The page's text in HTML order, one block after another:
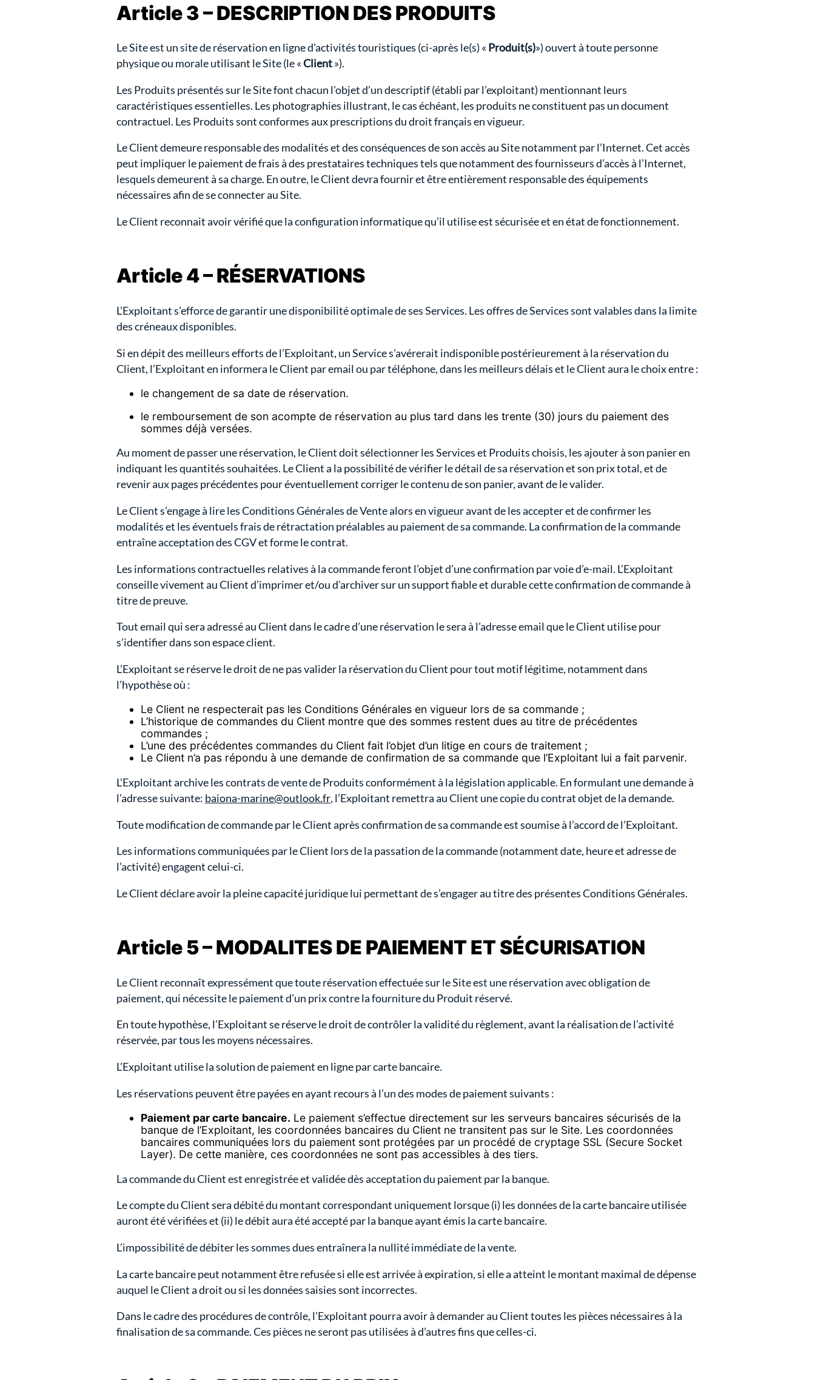
Article 3 – DESCRIPTION DES PRODUITS
Le Site est un site de réservation en ligne d’activités touristiques (ci-après le(s) « Produit(s)») ouvert à toute personne
physique ou morale utilisant le Site (le «Client»).
Les Produits présentés sur le Site font chacun l’objet d’un descriptif (établi par l’exploitant) mentionnant leurs
caractéristiques essentielles. Les photographies illustrant, le cas échéant, les produits ne constituent pas un document
contractuel. Les Produits sont conformes aux prescriptions du droit français en vigueur.
Le Client demeure responsable des modalités et des conséquences de son accès au Site notamment par l’Internet. Cet accès
peut impliquer le paiement de frais à des prestataires techniques tels que notamment des fournisseurs d’accès à l’Internet,
lesquels demeurent à sa charge. En outre, le Client devra fournir et être entièrement responsable des équipements
nécessaires afin de se connecter au Site.
Le Client reconnait avoir vérifié que la configuration informatique qu’il utilise est sécurisée et en état de fonctionnement.
Article 4 – RÉSERVATIONS
L’Exploitant s’efforce de garantir une disponibilité optimale de ses Services. Les offres de Services sont valables dans la limite
des créneaux disponibles.
Si en dépit des meilleurs efforts de l’Exploitant, un Service s’avérerait indisponible postérieurement à la réservation du
Client, l’Exploitant en informera le Client par email ou par téléphone, dans les meilleurs délais et le Client aura le choix entre :
le changement de sa date de réservation.
le remboursement de son acompte de réservation au plus tard dans les trente (30) jours du paiement des
sommes déjà versées.
Au moment de passer une réservation, le Client doit sélectionner les Services et Produits choisis, les ajouter à son panier en
indiquant les quantités souhaitées. Le Client a la possibilité de vérifier le détail de sa réservation et son prix total, et de
revenir aux pages précédentes pour éventuellement corriger le contenu de son panier, avant de le valider.
Le Client s’engage à lire les Conditions Générales de Vente alors en vigueur avant de les accepter et de confirmer les
modalités et les éventuels frais de rétractation préalables au paiement de sa commande. La confirmation de la commande
entraîne acceptation des CGV et forme le contrat.
Les informations contractuelles relatives à la commande feront l’objet d’une confirmation par voie d’e-mail. L’Exploitant
conseille vivement au Client d’imprimer et/ou d’archiver sur un support fiable et durable cette confirmation de commande à
titre de preuve.
Tout email qui sera adressé au Client dans le cadre d’une réservation le sera à l’adresse email que le Client utilise pour
s’identifier dans son espace client.
L’Exploitant se réserve le droit de ne pas valider la réservation du Client pour tout motif légitime, notamment dans
l’hypothèse où :
Le Client ne respecterait pas les Conditions Générales en vigueur lors de sa commande ;
L’historique de commandes du Client montre que des sommes restent dues au titre de précédentes
commandes ;
L’une des précédentes commandes du Client fait l’objet d’un litige en cours de traitement ;
Le Client n’a pas répondu à une demande de confirmation de sa commande que l’Exploitant lui a fait parvenir.
L’Exploitant archive les contrats de vente de Produits conformément à la législation applicable. En formulant une demande à
l’adresse suivante: baiona-marine@outlook.fr,l’Exploitant remettra au Client une copie du contrat objet de la demande.
Toute modification de commande par le Client après confirmation de sa commande est soumise à l’accord de l’Exploitant.
Les informations communiquées par le Client lors de la passation de la commande (notamment date, heure et adresse de
l’activité) engagent celui-ci.
Le Client déclare avoir la pleine capacité juridique lui permettant de s’engager au titre des présentes Conditions Générales.
Article 5 – MODALITES DE PAIEMENT ET SÉCURISATION
Le Client reconnaît expressément que toute réservation effectuée sur le Site est une réservation avec obligation de
paiement, qui nécessite le paiement d’un prix contre la fourniture du Produit réservé.
En toute hypothèse, l’Exploitant se réserve le droit de contrôler la validité du règlement, avant la réalisation de l’activité
réservée, par tous les moyens nécessaires.
L’Exploitant utilise la solution de paiement en ligne par carte bancaire.
Les réservations peuvent être payées en ayant recours à l’un des modes de paiement suivants :
Paiement par carte bancaire. Le paiement s’effectue directement sur les serveurs bancaires sécurisés de la
banque de l’Exploitant, les coordonnées bancaires du Client ne transitent pas sur le Site. Les coordonnées
bancaires communiquées lors du paiement sont protégées par un procédé de cryptage SSL (Secure Socket
Layer). De cette manière, ces coordonnées ne sont pas accessibles à des tiers.
La commande du Client est enregistrée et validée dès acceptation du paiement par la banque.
Le compte du Client sera débité du montant correspondant uniquement lorsque (i) les données de la carte bancaire utilisée
auront été vérifiées et (ii) le débit aura été accepté par la banque ayant émis la carte bancaire.
L’impossibilité de débiter les sommes dues entraînera la nullité immédiate de la vente.
La carte bancaire peut notamment être refusée si elle est arrivée à expiration, si elle a atteint le montant maximal de dépense
auquel le Client a droit ou si les données saisies sont incorrectes.
Dans le cadre des procédures de contrôle, l’Exploitant pourra avoir à demander au Client toutes les pièces nécessaires à la
finalisation de sa commande. Ces pièces ne seront pas utilisées à d’autres fins que celles-ci.